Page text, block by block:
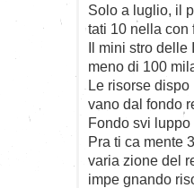
Solo a luglio, il
­tati 10 nella con
Il mini ­stro delle
meno di 100
Le risorse
vano dal fondo
Fondo svi
Pra ­ti ­ca ­mente
varia ­zione del
impe ­gnando